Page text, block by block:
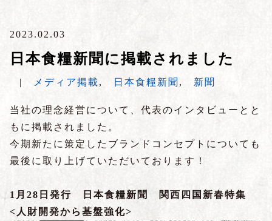
2023.02.03
日本食糧新聞に掲載されました
| メディア掲載, 日本食糧新聞 , 新聞
当社の理念経営について、代表のインタビューとと
もに掲載されました。
今期新たに策定したブランドコンセプトについても
最後に取り上げていただいております！
1月28日発行 日本食糧新聞 関西四国新春特集
<人財開発から基盤強化>